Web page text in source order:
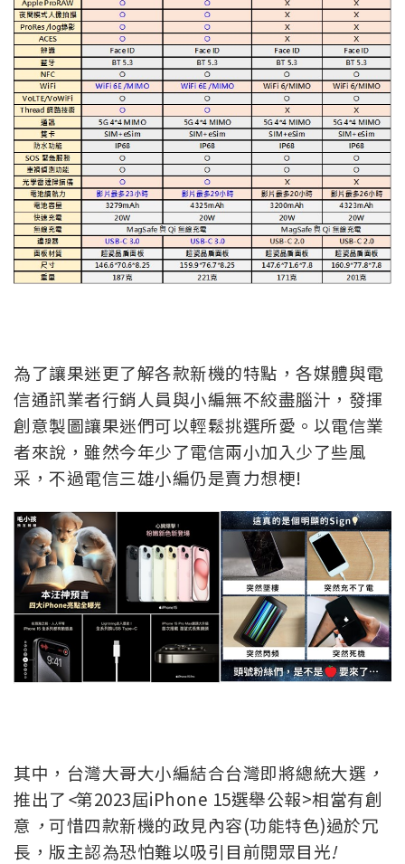
為了讓果迷更了解各款新機的特點，各媒體與電
信通訊業者行銷人員與小編無不絞盡腦汁，發揮
創意製圖讓果迷們可以輕鬆挑選所愛。以電信業
者來說，雖然今年少了電信兩小加入少了些風
采，不過電信三雄小編仍是賣力想梗!
其中 ， 台灣大哥大小編結合台灣即將總統大選 ，
推出了<第2023屆iPhone 15選舉公報>相當有創
意 ， 可惜四款新機的政見內容(功能特色)過於冗
長，版主認為恐怕難以吸引目前閱眾目光!